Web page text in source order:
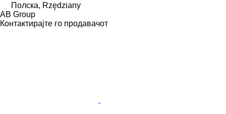
Полска, Rzędziany
AB Group
Контактирајте го продавачот